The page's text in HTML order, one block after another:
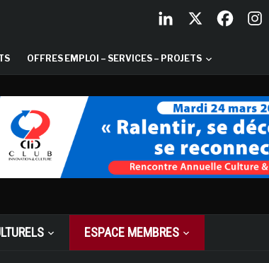
OFFRES EMPLOI – SERVICES – PROJETS
ESPACE MEMBRES